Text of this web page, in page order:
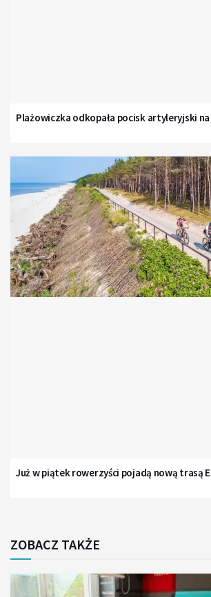
Plażowiczka odkopała pocisk artyleryjski
Już w piątek rowerzyści pojadą nową trasą
ZOBACZ TAKŻE